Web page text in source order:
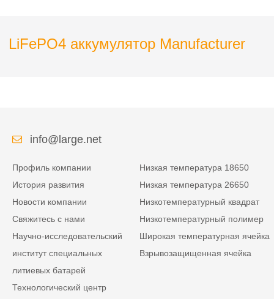
LiFePO4 аккумулятор Manufacturer
info@large.net
Профиль компании
История развития
Новости компании
Свяжитесь с нами
Научно-исследовательский
институт специальных
литиевых батарей
Технологический центр
Низкая температура 18650
Низкая температура 26650
Низкотемпературный квадрат
Низкотемпературный полимер
Широкая температурная ячейка
Взрывозащищенная ячейка